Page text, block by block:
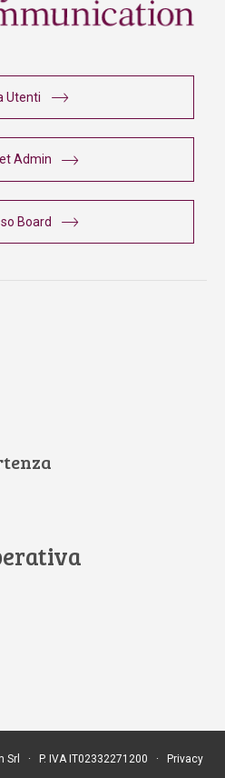
Utenti
Admin
Board
Srl ∙ P. IVA IT02332271200 ∙
Privacy